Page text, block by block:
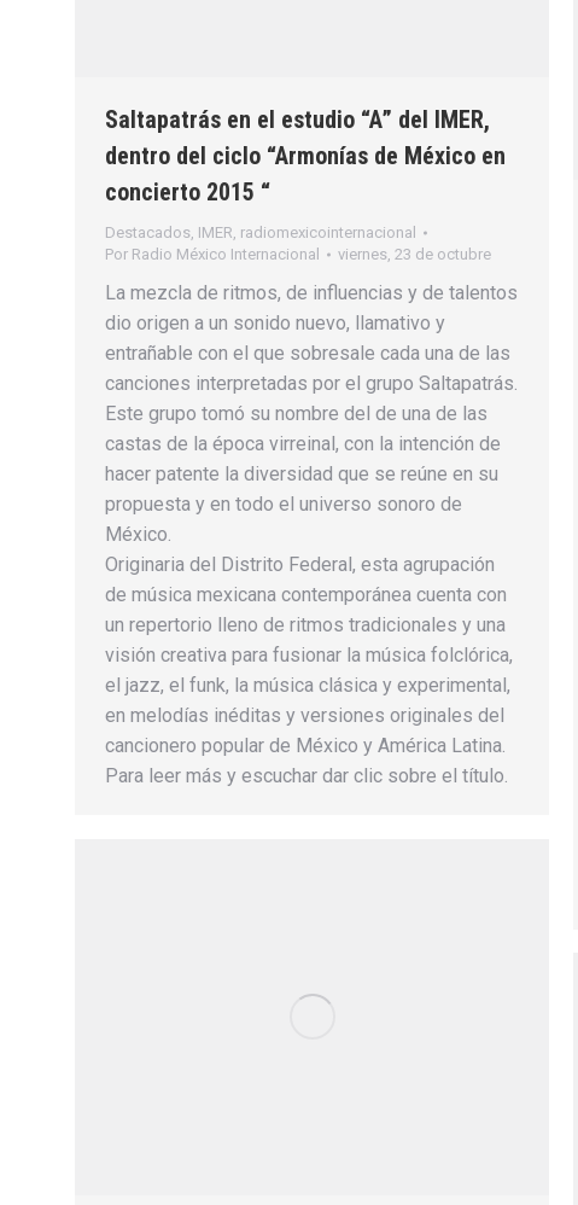
Saltapatrás en el estudio “A” del IMER,
dentro del ciclo “Armonías de México en
concierto 2015 “
Destacados IMER radiomexicointernacional
Por Radio México Internacional viernes, 23 de octubre
La mezcla de ritmos, de influencias y de talentos
dio origen a un sonido nuevo, llamativo y
entrañable con el que sobresale cada una de las
canciones interpretadas por el grupo Saltapatrás.
Este grupo tomó su nombre del de una de las
castas de la época virreinal, con la intención de
hacer patente la diversidad que se reúne en su
propuesta y en todo el universo sonoro de
México.
Originaria del Distrito Federal, esta agrupación
de música mexicana contemporánea cuenta con
un repertorio lleno de ritmos tradicionales y una
visión creativa para fusionar la música folclórica,
el jazz, el funk, la música clásica y experimental,
en melodías inéditas y versiones originales del
cancionero popular de México y América Latina.
Para leer más y escuchar dar clic sobre el título.